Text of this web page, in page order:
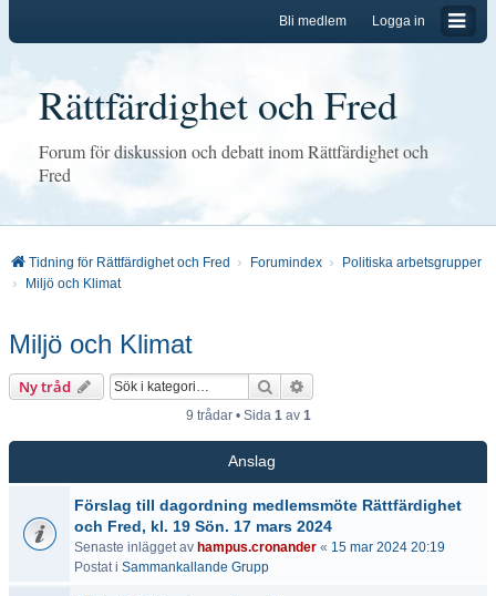
Logga in
Bli medlem
Rättfärdighet och Fred
Forum för diskussion och debatt inom Rättfärdighet och
Fred
Tidning för Rättfärdighet och Fred Forumindex
Politiska arbetsgrupper
Miljö och Klimat
Miljö och Klimat
Ny tråd Sök
9 trådar • Sida 1av 1
Anslag
Förslag till dagordning medlemsmöte Rättfärdighet
och Fred, kl. 19 Sön. 17 mars 2024
Senaste inlägget av hampus.cronander « 15 mar 2024 20:19
Postat i Sammankallande Grupp